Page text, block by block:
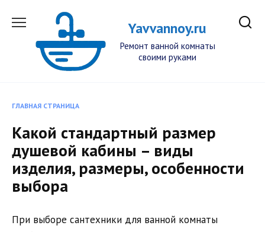
Yavvannoy.ru
Ремонт ванной комнаты
своими руками
ГЛАВНАЯ СТРАНИЦА
Какой стандартный размер
душевой кабины – виды
изделия, размеры, особенности
выбора
При выборе сантехники для ванной комнаты